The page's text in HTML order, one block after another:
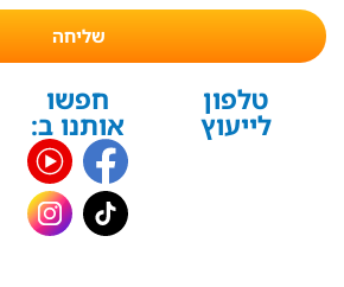
שליחה
טלפון
לייעוץ
חפשו
אותנו ב: